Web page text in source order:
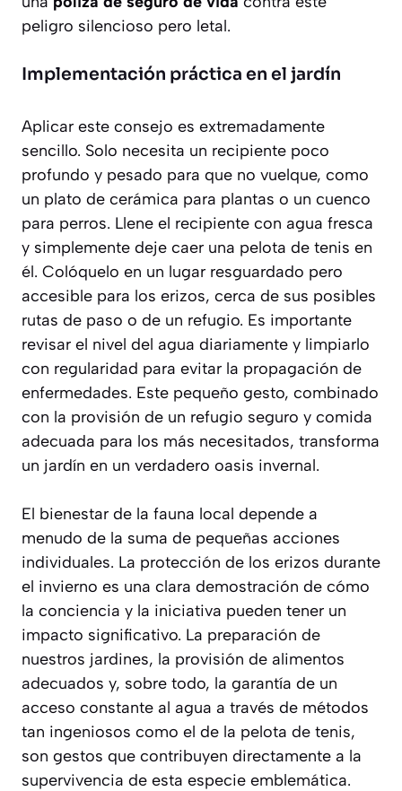
peligro silencioso pero letal.
Implementación práctica en el jardín
Aplicar este consejo es extremadamente
sencillo. Solo necesita un recipiente poco
profundo y pesado para que no vuelque, como
un plato de cerámica para plantas o un cuenco
para perros. Llene el recipiente con agua fresca
y simplemente deje caer una pelota de tenis en
él. Colóquelo en un lugar resguardado pero
accesible para los erizos, cerca de sus posibles
rutas de paso o de un refugio. Es importante
revisar el nivel del agua diariamente y limpiarlo
con regularidad para evitar la propagación de
enfermedades. Este pequeño gesto, combinado
con la provisión de un refugio seguro y comida
adecuada para los más necesitados, transforma
un jardín en un verdadero oasis invernal.
El bienestar de la fauna local depende a
menudo de la suma de pequeñas acciones
individuales. La protección de los erizos durante
el invierno es una clara demostración de cómo
la conciencia y la iniciativa pueden tener un
impacto significativo. La preparación de
nuestros jardines, la provisión de alimentos
adecuados y, sobre todo, la garantía de un
acceso constante al agua a través de métodos
tan ingeniosos como el de la pelota de tenis,
son gestos que contribuyen directamente a la
supervivencia de esta especie emblemática.